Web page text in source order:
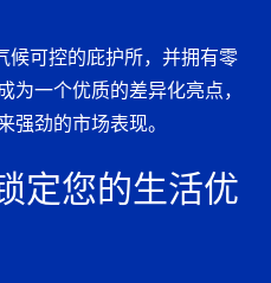
候可控的庇护所，并拥有零
为一个优质的差异化亮点，
强劲的市场表现。
定您的生活优